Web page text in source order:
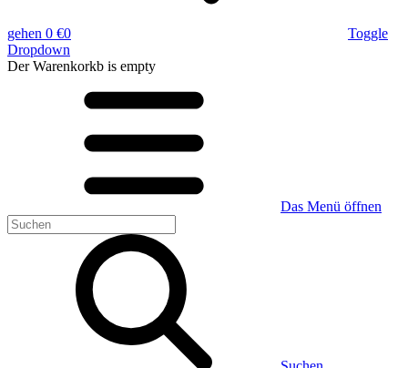
gehen 0 €0
Toggle
Dropdown
Der Warenkorkb is empty
Das Menü öffnen